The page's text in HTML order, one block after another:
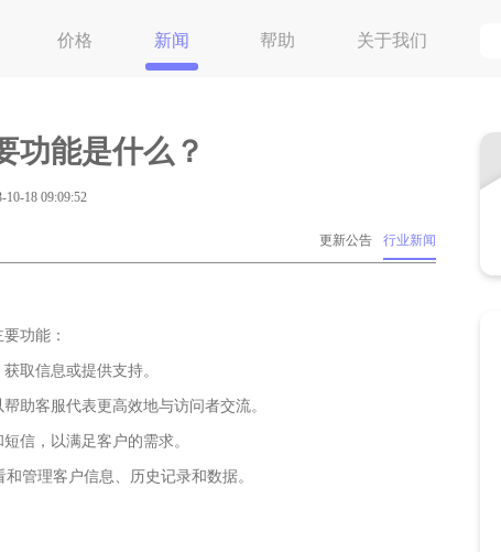
价格 新闻 帮助 关于我们
功能是什么？
10-18 09:09:52
行业新闻
更新公告
功能：
取信息或提供支持。
助客服代表更高效地与访问者交流。
信，以满足客户的需求。
管理客户信息、历史记录和数据。